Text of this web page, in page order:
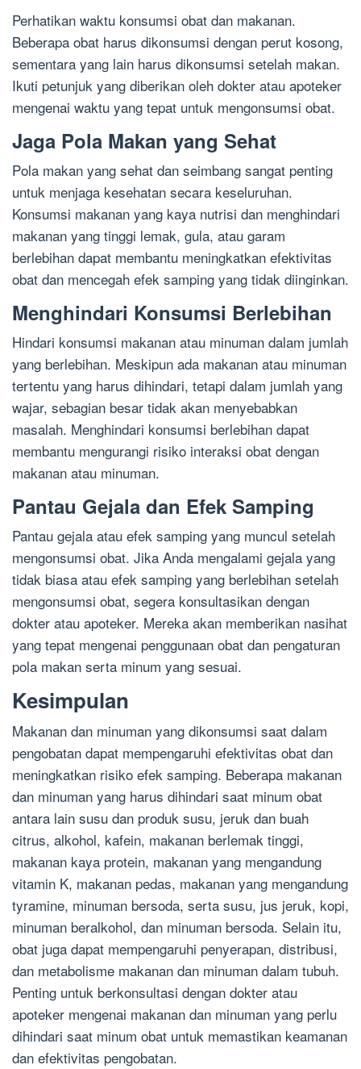
Perhatikan waktu konsumsi obat dan makanan.
Beberapa obat harus dikonsumsi dengan perut kosong,
sementara yang lain harus dikonsumsi setelah makan.
Ikuti petunjuk yang diberikan oleh dokter atau apoteker
mengenai waktu yang tepat untuk mengonsumsi obat.
Jaga Pola Makan yang Sehat
Pola makan yang sehat dan seimbang sangat penting
untuk menjaga kesehatan secara keseluruhan.
Konsumsi makanan yang kaya nutrisi dan menghindari
makanan yang tinggi lemak, gula, atau garam
berlebihan dapat membantu meningkatkan efektivitas
obat dan mencegah efek samping yang tidak diinginkan.
Menghindari Konsumsi Berlebihan
Hindari konsumsi makanan atau minuman dalam jumlah
yang berlebihan. Meskipun ada makanan atau minuman
tertentu yang harus dihindari, tetapi dalam jumlah yang
wajar, sebagian besar tidak akan menyebabkan
masalah. Menghindari konsumsi berlebihan dapat
membantu mengurangi risiko interaksi obat dengan
makanan atau minuman.
Pantau Gejala dan Efek Samping
Pantau gejala atau efek samping yang muncul setelah
mengonsumsi obat. Jika Anda mengalami gejala yang
tidak biasa atau efek samping yang berlebihan setelah
mengonsumsi obat, segera konsultasikan dengan
dokter atau apoteker. Mereka akan memberikan nasihat
yang tepat mengenai penggunaan obat dan pengaturan
pola makan serta minum yang sesuai.
Kesimpulan
Makanan dan minuman yang dikonsumsi saat dalam
pengobatan dapat mempengaruhi efektivitas obat dan
meningkatkan risiko efek samping. Beberapa makanan
dan minuman yang harus dihindari saat minum obat
antara lain susu dan produk susu, jeruk dan buah
citrus, alkohol, kafein, makanan berlemak tinggi,
makanan kaya protein, makanan yang mengandung
vitamin K, makanan pedas, makanan yang mengandung
tyramine, minuman bersoda, serta susu, jus jeruk, kopi,
minuman beralkohol, dan minuman bersoda. Selain itu,
obat juga dapat mempengaruhi penyerapan, distribusi,
dan metabolisme makanan dan minuman dalam tubuh.
Penting untuk berkonsultasi dengan dokter atau
apoteker mengenai makanan dan minuman yang perlu
dihindari saat minum obat untuk memastikan keamanan
dan efektivitas pengobatan.